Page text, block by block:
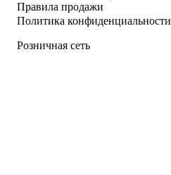
Правила продажи
Политика конфиденциальности
Розничная сеть